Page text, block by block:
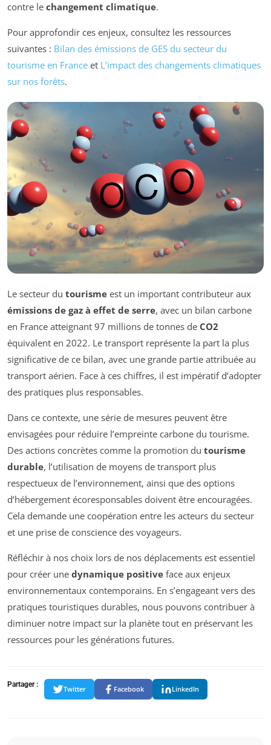
contre le changement climatique.
Pour approfondir ces enjeux, consultez les ressources
suivantes : Bilan des émissions de GES du secteur du
tourisme en France et L’impact des changements climatiques
sur nos forêts.
Le secteur du tourisme est un important contributeur aux
émissions de gaz à effet de serre, avec un bilan carbone
en France atteignant 97 millions de tonnes de CO2
équivalent en 2022. Le transport représente la part la plus
significative de ce bilan, avec une grande partie attribuée au
transport aérien. Face à ces chiffres, il est impératif d’adopter
des pratiques plus responsables.
Dans ce contexte, une série de mesures peuvent être
envisagées pour réduire l’empreinte carbone du tourisme.
Des actions concrètes comme la promotion du tourisme
durable, l’utilisation de moyens de transport plus
respectueux de l’environnement, ainsi que des options
d’hébergement écoresponsables doivent être encouragées.
Cela demande une coopération entre les acteurs du secteur
et une prise de conscience des voyageurs.
Réfléchir à nos choix lors de nos déplacements est essentiel
pour créer une dynamique positive face aux enjeux
environnementaux contemporains. En s’engageant vers des
pratiques touristiques durables, nous pouvons contribuer à
diminuer notre impact sur la planète tout en préservant les
ressources pour les générations futures.
Partager :
Twitter Facebook LinkedIn